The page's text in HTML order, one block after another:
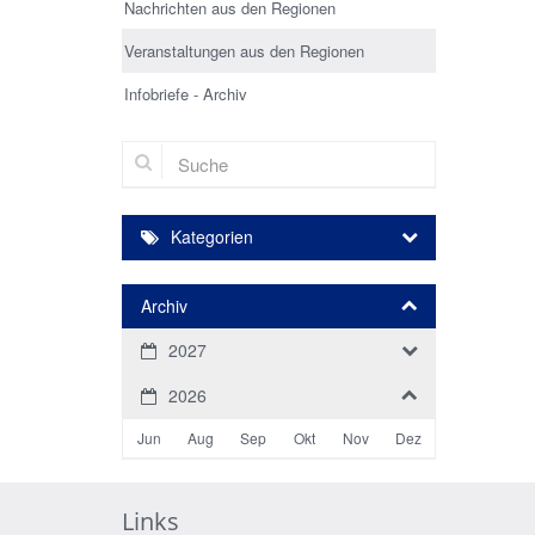
Nachrichten aus den Regionen
Veranstaltungen aus den Regionen
Infobriefe - Archiv
Suche
Kategorien
Archiv
2027
2026
Jun Aug Sep Okt Nov Dez
Links